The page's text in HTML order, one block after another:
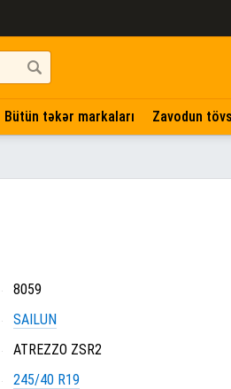
Bütün təkər markaları Zavodun
8059
SAILUN
ATREZZO ZSR2
245/40 R19